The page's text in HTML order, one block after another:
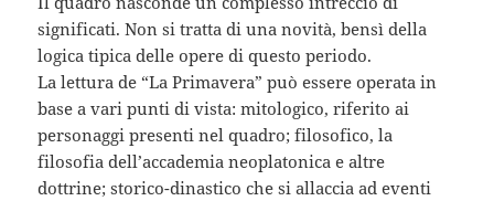
significati. Non si tratta di una novità, bensì della
logica tipica delle opere di questo periodo.
La lettura de “La Primavera” può essere operata in
base a vari punti di vista: mitologico, riferito ai
personaggi presenti nel quadro; filosofico, la
filosofia dell’accademia neoplatonica e altre
dottrine; storico-dinastico che si allaccia ad eventi